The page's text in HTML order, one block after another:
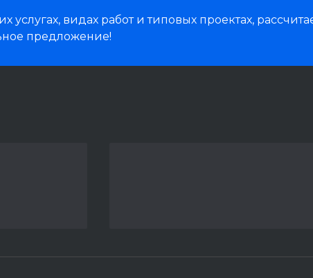
видах работ и типовых проектах,
предложение!